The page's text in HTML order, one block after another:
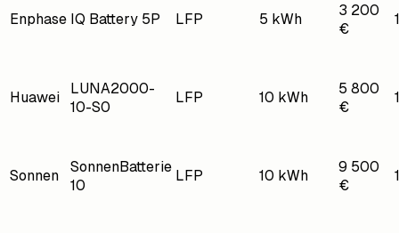
Enphase IQ Battery 5P LFP 5 kWh
3 200
€
Huawei
LUNA2000-
10-S0
LFP 10 kWh
5 800
€
Sonnen
SonnenBatterie
10
LFP 10 kWh
9 500
€